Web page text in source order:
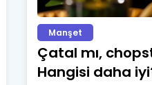
Manşet
Çatal mı,
Hangisi daha